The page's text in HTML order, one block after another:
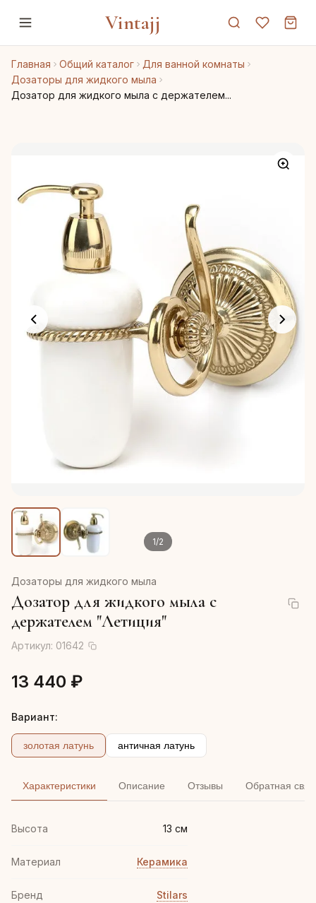
Vintajj
Главная Общий каталог
Для ванной комнаты
Дозаторы для жидкого мыла
Дозатор для жидкого мыла с держателем...
1/2
Дозаторы для жидкого мыла
Дозатор для жидкого мыла с
держателем "Летиция"
Артикул: 01642
13 440 ₽
Вариант:
золотая латунь античная латунь
Характеристики Описание Отзывы Обратная
Высота 13 см
Материал Керамика
Бренд Stilars